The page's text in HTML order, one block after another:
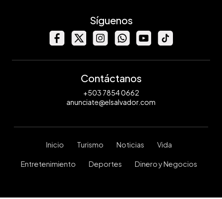
Síguenos
Contáctanos
+503 7854 0662
anunciate@elsalvador.com
Inicio Turismo Noticias Vida
Entretenimiento Deportes Dinero y Negocios